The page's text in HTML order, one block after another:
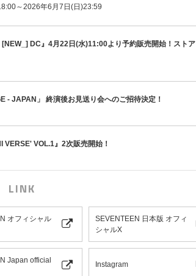
～2026年6月7日(日)23:59
[NEW_] DC』4月22日(水)11:00より予約販売開始！ストア
- JAPAN」 終演後お見送り会へのご招待決定！
VERSE' VOL.1』2次販売開始！
LINK
オフィシャル
SEVENTEEN 日本版 オフィ
シャルX
Japan official
Instagram